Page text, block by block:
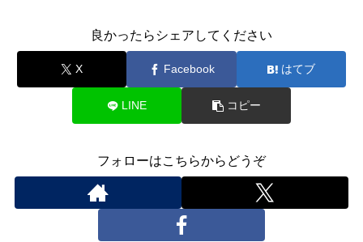
良かったらシェアしてください
X Facebook はてブ
LINE コピー
フォローはこちらからどうぞ